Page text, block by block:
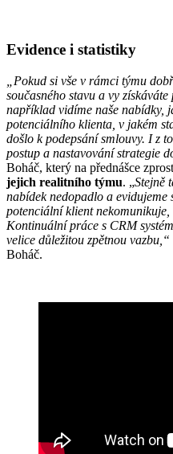
Evidence i statistiky
„Pokud si vše v rámci týmu
současného stavu a vy
například vidíme naše nabídky,
potenciálního klienta, v jakém
došlo k podepsání smlouvy. I z
postup a nastavování strategie
Boháč, který na přednášce
jejich realitního týmu. „Stejně
nabídek nedopadlo a
potenciální klient
Kontinuální práce s CRM
velice důležitou zpětnou vazbu,“
Boháč.